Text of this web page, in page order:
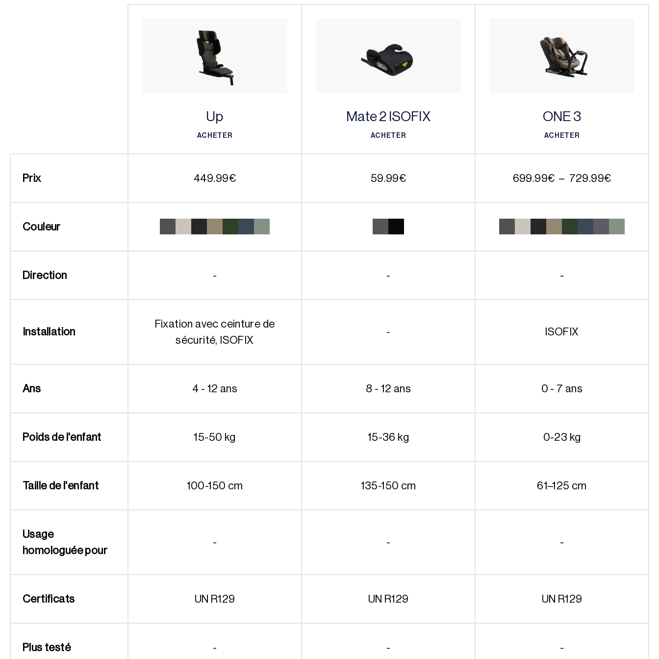
Up
ACHETER
Mate 2 ISOFIX
ACHETER
ONE 3
ACHETER
Prix 449.99€ 59.99€ 699.99€ – 729.99€Plage
Couleur
Direction - - -
Installation
Fixation avec ceinture de
sécurité, ISOFIX
- ISOFIX
Ans 4 - 12 ans 8 - 12 ans 0 - 7 ans
Poids de l'enfant 15-50 kg 15-36 kg 0-23 kg
Taille de l'enfant 100-150 cm 135-150 cm 61–125 cm
Usage
homologuée pour
- - -
Certificats UN R129 UN R129 UN R129
Plus testé - - -